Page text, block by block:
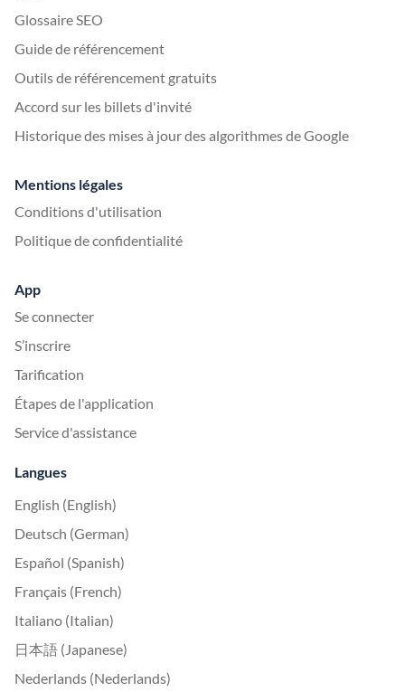
Glossaire SEO
Guide de référencement
Outils de référencement gratuits
Accord sur les billets d'invité
Historique des mises à jour des algorithmes de Google
Mentions légales
Conditions d'utilisation
Politique de confidentialité
App
Se connecter
S’inscrire
Tarification
Étapes de l'application
Service d'assistance
Langues
English (English)
Deutsch (German)
Español (Spanish)
Français (French)
Italiano (Italian)
日本語 (Japanese)
Nederlands (Nederlands)